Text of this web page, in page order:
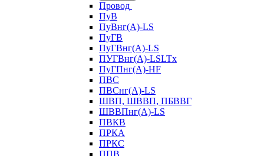
Провод
ПуВ
ПуВнг(А)-LS
ПуГВ
ПуГВнг(А)-LS
ПУГВнг(А)-LSLTx
ПуГПнг(А)-HF
ПВС
ПВСнг(А)-LS
ШВП, ШВВП, ПБВВГ
ШВВПнг(А)-LS
ПВКВ
ПРКА
ПРКС
ППВ